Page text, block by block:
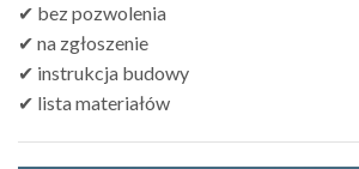
✔ bez pozwolenia
✔ na zgłoszenie
✔ instrukcja budowy
✔ lista materiałów